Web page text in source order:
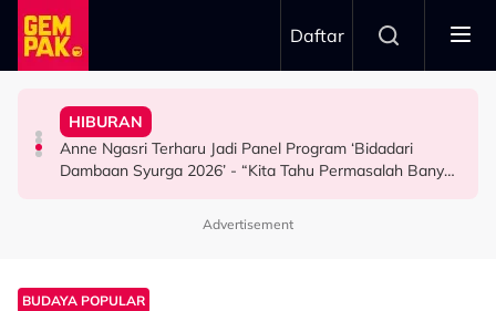
Skip to main content
Daftar
HIBURAN
Dakwa Pelakon Tak Serik Datang Lewat Ke Set,
Kesabaran Fasha Sandha Makin ‘Tipis’ - “Orang Macam
BOLA SEPAK
Pemain Bola Sepak Kongsi Detik Cemas Dipanah Petir -
“Saya Ingat Sudah Mati”
HIBURAN
Anne Ngasri Terharu Jadi Panel Program ‘Bidadari
Dambaan Syurga 2026’ - “Kita Tahu Permasalah Banyak
SELEBRITI
"Orang Keji Orang Fitnah Itu Normal" - Azza Elite
Advertisement
BUDAYA POPULAR